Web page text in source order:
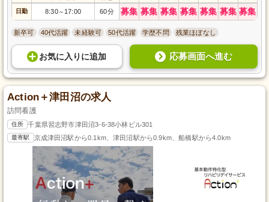
日勤 8:30～ 17:00 60分 募集 募集 募集 募集 募集 募集 募集
新卒可 40代活躍 未経験可 50代活躍 学歴不問 残業ほぼなし
お気に入り に追加 応募画面へ進む
Action＋津田沼の求人
訪問看護
住所 千葉県習志野市津田沼3-6-38小林ビル301
最寄駅 京成津田沼駅から0.1km、津田沼駅から0.9km、船橋駅から4.0km